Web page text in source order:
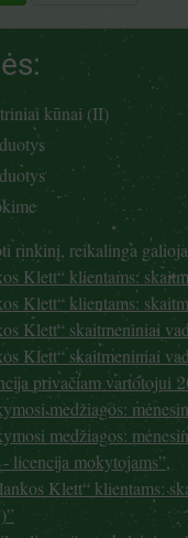
kūnai (II)
rinkinį, reikalinga
Klett“ klientams:
Klett“ klientams:
Klett“ skaitmeniniai
Klett“ skaitmeniniai
privačiam vartotojui
medžiagos:
medžiagos:
licencija mokytojams”,
Klett“ klientams: